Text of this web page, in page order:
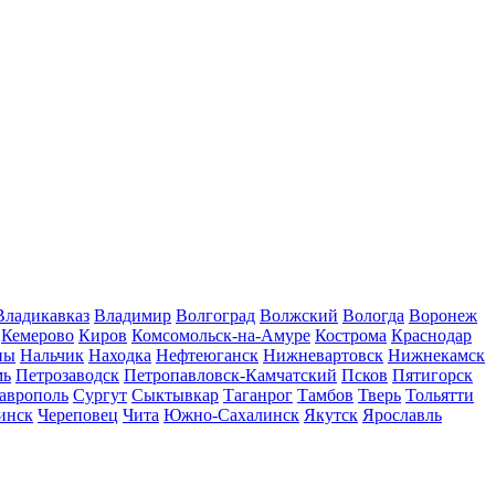
Владимир Волгоград Волжский Вологда Воронеж
Кемерово Киров Комсомольск-на-Амуре Кострома Краснодар
Нальчик Находка Нефтеюганск Нижневартовск Нижнекамск
Петрозаводск Петропавловск-Камчатский Псков Пятигорск
Сургут Сыктывкар Таганрог Тамбов Тверь Тольятти
Череповец Чита Южно-Сахалинск Якутск Ярославль